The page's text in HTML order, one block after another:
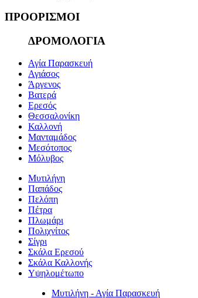
ΠΡΟΟΡΙΣΜΟΙ
ΔΡΟΜΟΛΟΓΙΑ
Αγία Παρασκευή
Αγιάσος
Άργενος
Βατερά
Ερεσός
Θεσσαλονίκη
Καλλονή
Μανταμάδος
Μεσότοπος
Μόλυβος
Μυτιλήνη
Παπάδος
Πελόπη
Πέτρα
Πλωμάρι
Πολιχνίτος
Σίγρι
Σκάλα Ερεσού
Σκάλα Καλλονής
Υψηλομέτωπο
Μυτιλήνη - Αγία Παρασκευή